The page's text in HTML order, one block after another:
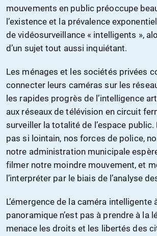
mouvements en public préoccupe
l’existence et la prévalence
de vidéosurveillance « intelligents »,
d’un sujet tout aussi inquiétant.
Les ménages et les sociétés privées
connecter leurs caméras sur les
les rapides progrès de l’intelligence
aux réseaux de télévision en circuit
surveiller la totalité de l’espace public.
pas si lointain, nos forces de police,
notre administration municipale
filmer notre moindre mouvement, et
l’interpréter par le biais de l’analyse
L’émergence de la caméra intelligente
panoramique n’est pas à prendre à la
menace les droits et les libertés des